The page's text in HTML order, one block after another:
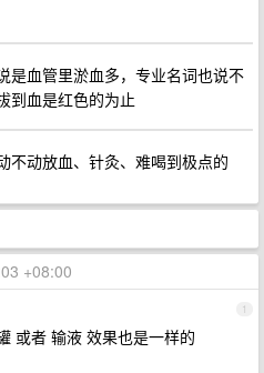
是血管里淤血多，专业名词也说不
到血是红色的为止
不动放血、针灸、难喝到极点的
+08:00
1
或者 输液 效果也是一样的